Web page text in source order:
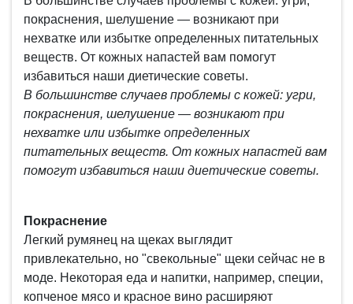
покраснения, шелушение — возникают при
нехватке или избытке определенных питательных
веществ. От кожных напастей вам помогут
избавиться наши диетические советы.
В большинстве случаев проблемы с кожей: угри,
покраснения, шелушение — возникают при
нехватке или избытке определенных
питательных веществ. От кожных напастей вам
помогут избавиться наши диетические советы.
Покраснение
Легкий румянец на щеках выглядит
привлекательно, но "свекольные" щеки сейчас не в
моде. Некоторая еда и напитки, например, специи,
копченое мясо и красное вино расширяют